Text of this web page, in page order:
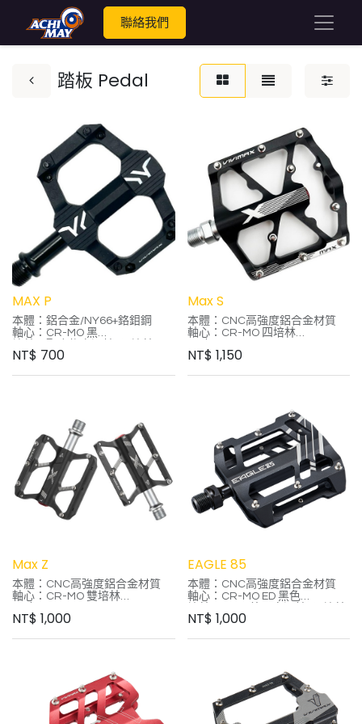
聯絡我們
踏板 Pedal
MAX P
本體：鋁合金/NY66+鉻鉬鋼
軸心：CR-MO 黑
尺寸：70mm*85mm*17mm
NT$ 700
Max S
本體：CNC高強度鋁合金材質
軸心：CR-MO 四培林
顏色：黑、紅、灰
NT$ 1,150
Max Z
本體：CNC高強度鋁合金材質
軸心：CR-MO 雙培林
顏色：黑、紅、灰
NT$ 1,000
EAGLE 85
本體：CNC高強度鋁合金材質
軸心：CR-MO ED 黑色
尺寸：85mm*80mm*16mm
*使用自潤軸承(內側)及培林(外側)
自潤軸承使用的是德國IGUS工業
*使用自潤軸承，讓軸心尺寸加大
除強度提升外，使用壽命更耐久
NT$ 1,000